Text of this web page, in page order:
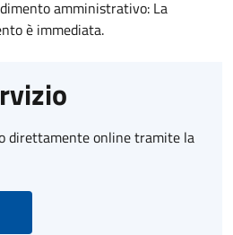
amministrativo: La
è immediata.
direttamente online tramite la